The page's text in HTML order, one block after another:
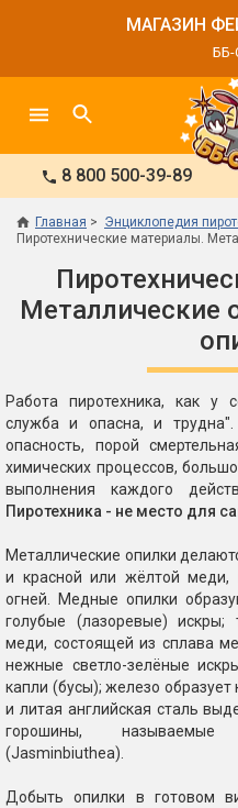
МАГАЗИН
8 800 500-39-89
Главная
Энциклопедия
Пиротехнические материалы.
Металлические
Работа пиротехника, как у
служба и опасна, и
опасность, порой
химических процессов,
выполнения каждого
Пиротехника - не место для
Металлические опилки
и красной или жёлтой меди,
огней. Медные опилки
голубые (лазоревые)
меди, состоящей из сплава
нежные светло-зелёные
капли (бусы); железо образует
и литая английская сталь
горошины, называемые
(Jasminbiuthea).
Добыть опилки в готовом